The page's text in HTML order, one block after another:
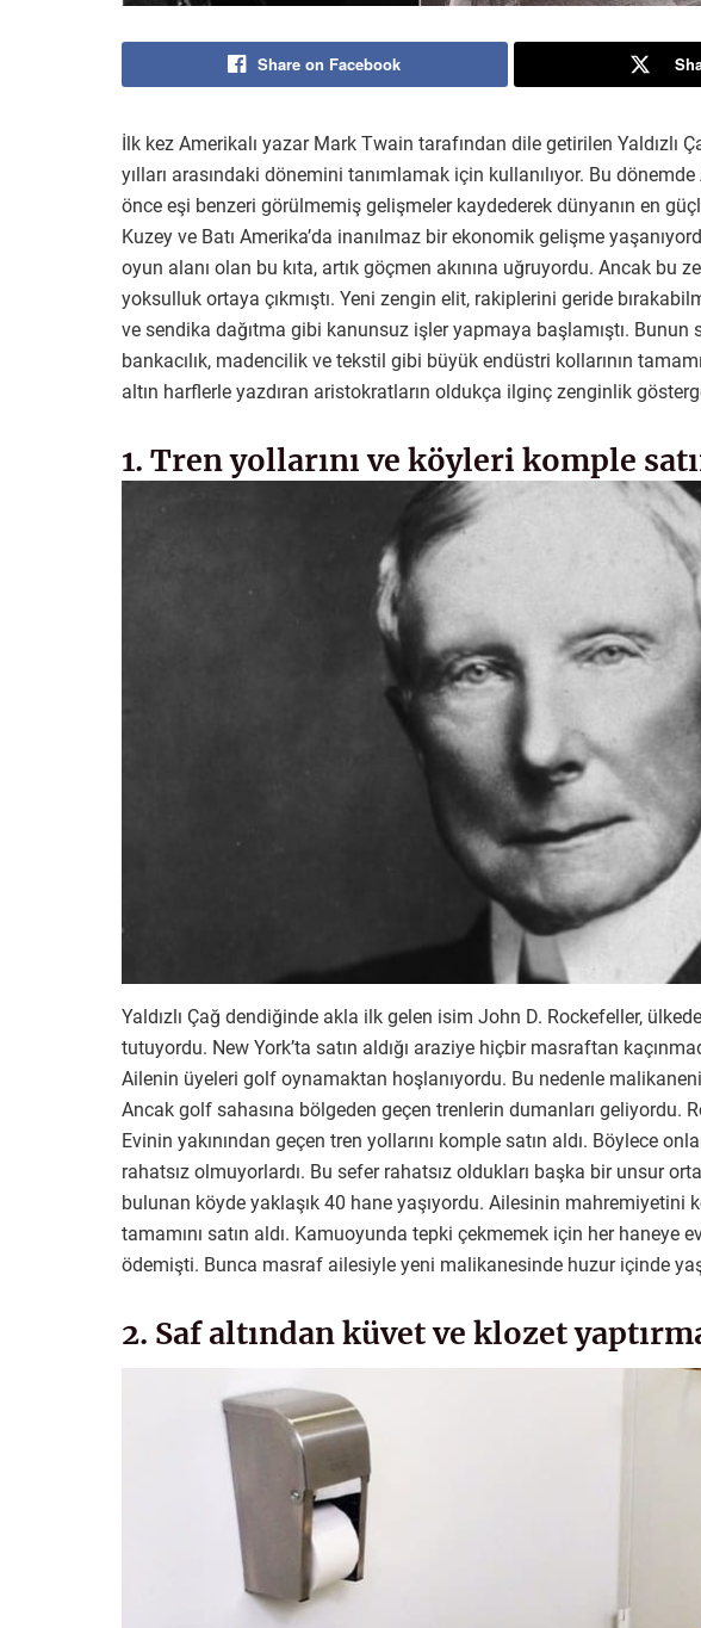
Share on Facebook
İlk kez Amerikalı yazar Mark Twain tarafından dile getirilen Yaldızlı
yılları arasındaki dönemini tanımlamak için kullanılıyor. Bu
önce eşi benzeri görülmemiş gelişmeler kaydederek dünyanın en
Kuzey ve Batı Amerika’da inanılmaz bir ekonomik gelişme
oyun alanı olan bu kıta, artık göçmen akınına uğruyordu. Ancak bu
yoksulluk ortaya çıkmıştı. Yeni zengin elit, rakiplerini geride
ve sendika dağıtma gibi kanunsuz işler yapmaya başlamıştı.
bankacılık, madencilik ve tekstil gibi büyük endüstri kollarının
altın harflerle yazdıran aristokratların oldukça ilginç zenginlik
1. Tren yollarını ve köyleri komple
Yaldızlı Çağ dendiğinde akla ilk gelen isim John D. Rockefeller,
tutuyordu. New York’ta satın aldığı araziye hiçbir masraftan
Ailenin üyeleri golf oynamaktan hoşlanıyordu. Bu nedenle
Ancak golf sahasına bölgeden geçen trenlerin dumanları geliyordu.
Evinin yakınından geçen tren yollarını komple satın aldı. Böylece
rahatsız olmuyorlardı. Bu sefer rahatsız oldukları başka bir unsur
bulunan köyde yaklaşık 40 hane yaşıyordu. Ailesinin mahremiyetini
tamamını satın aldı. Kamuoyunda tepki çekmemek için her haneye
ödemişti. Bunca masraf ailesiyle yeni malikanesinde huzur içinde
2. Saf altından küvet ve klozet